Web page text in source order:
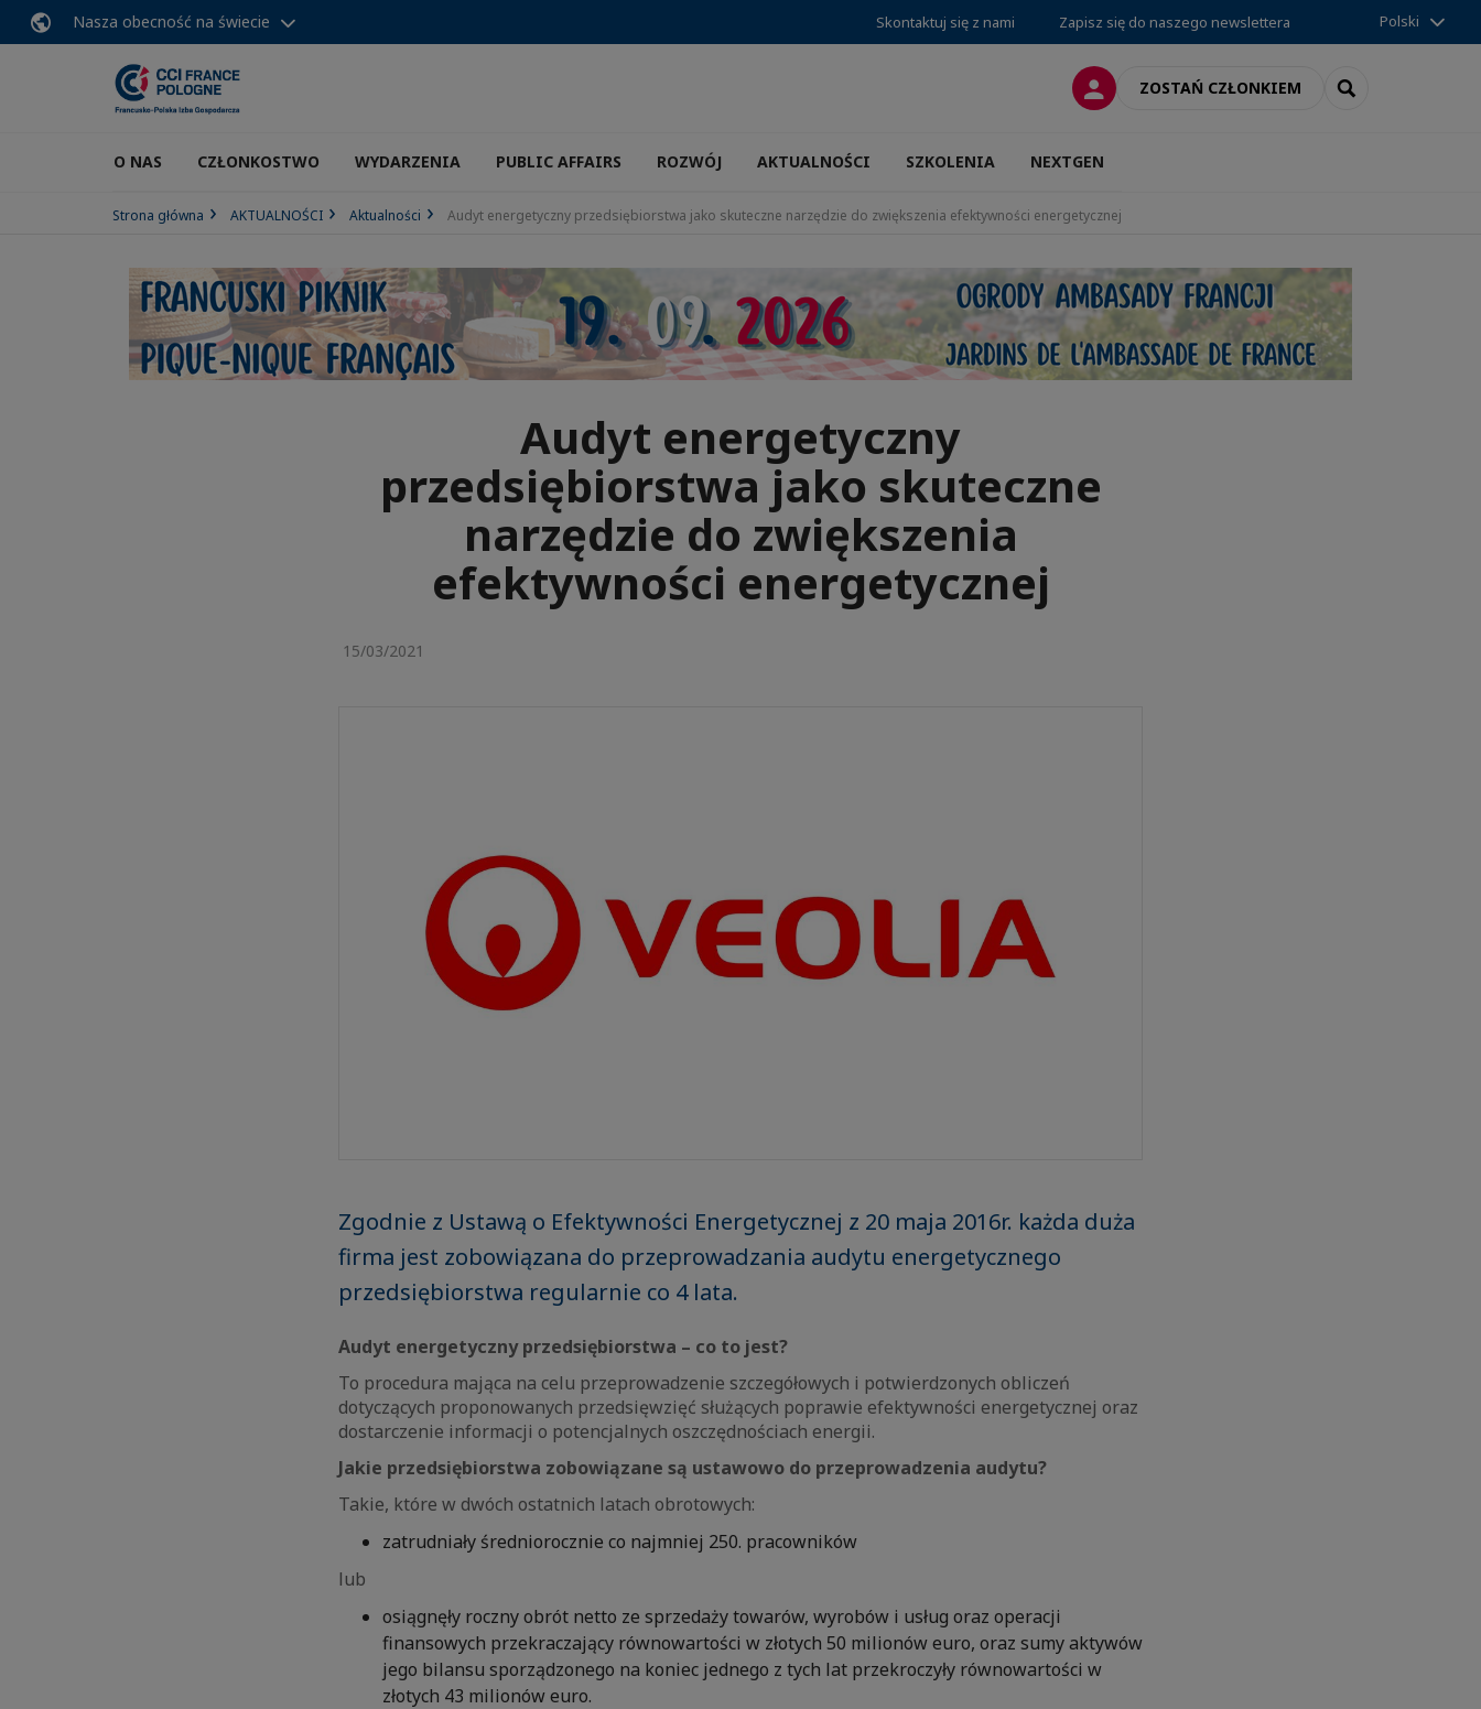
Nasza obecność na świecie Skontaktuj się z nami Zapisz się do naszego newslettera Polski
LOGOWANIEZOSTAŃ CZŁONKIEM SEARCH
O NAS CZŁONKOSTWO WYDARZENIA PUBLIC AFFAIRS ROZWÓJ AKTUALNOŚCI SZKOLENIA NEXTGEN
Strona główna AKTUALNOŚCI Aktualności Audyt energetyczny przedsiębiorstwa jako skuteczne narzędzie do zwiększenia efektywności energetycznej
Audyt energetyczny
przedsiębiorstwa jako skuteczne
narzędzie do zwiększenia
efektywności energetycznej
15/03/2021
Zgodnie z Ustawą o Efektywności Energetycznej z 20 maja 2016r. każda duża
firma jest zobowiązana do przeprowadzania audytu energetycznego
przedsiębiorstwa regularnie co 4 lata.
Audyt energetyczny przedsiębiorstwa – co to jest?
To procedura mająca na celu przeprowadzenie szczegółowych i potwierdzonych obliczeń
dotyczących proponowanych przedsięwzięć służących poprawie efektywności energetycznej oraz
dostarczenie informacji o potencjalnych oszczędnościach energii.
Jakie przedsiębiorstwa zobowiązane są ustawowo do przeprowadzenia audytu?
Takie, które w dwóch ostatnich latach obrotowych:
zatrudniały średniorocznie co najmniej 250. pracowników
lub
osiągnęły roczny obrót netto ze sprzedaży towarów, wyrobów i usług oraz operacji
finansowych przekraczający równowartości w złotych 50 milionów euro, oraz sumy aktywów
jego bilansu sporządzonego na koniec jednego z tych lat przekroczyły równowartości w
złotych 43 milionów euro.